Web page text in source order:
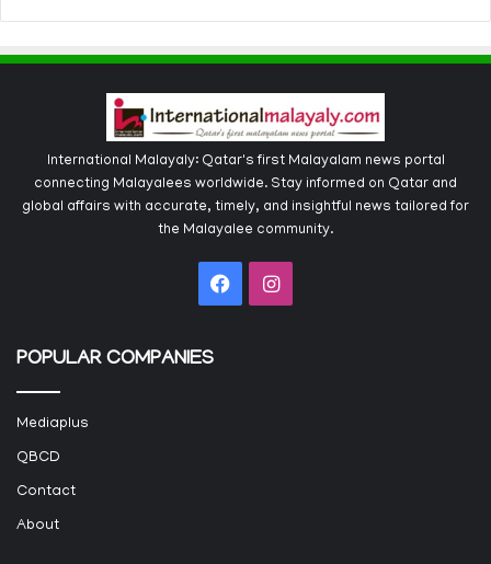
International Malayaly: Qatar's first Malayalam news portal
connecting Malayalees worldwide. Stay informed on Qatar and
global affairs with accurate, timely, and insightful news tailored for
the Malayalee community.
FacebookInstagram
POPULAR COMPANIES
Mediaplus
QBCD
Contact
About